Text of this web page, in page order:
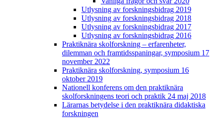
Utlysning av forskningsbidrag 2019
Utlysning av forskningsbidrag 2018
Utlysning av forskningsbidrag 2017
Utlysning av forskningsbidrag 2016
Praktiknära skolforskning – erfarenheter,
dilemman och framtidsspaningar, symposium 17
november 2022
Praktiknära skolforskning, symposium 16
oktober 2019
Nationell konferens om den praktiknära
skolforskningens teori och praktik 24 maj 2018
Lärarnas betydelse i den praktiknära didaktiska
forskningen